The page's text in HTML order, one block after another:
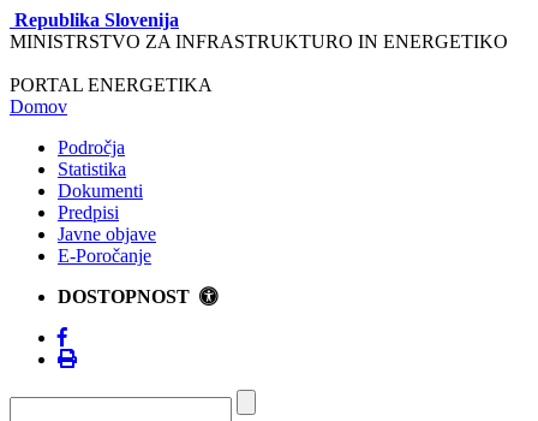
Republika Slovenija
MINISTRSTVO ZA INFRASTRUKTURO IN ENERGETIKO
PORTAL ENERGETIKA
Domov
Področja
Statistika
Dokumenti
Predpisi
Javne objave
E-Poročanje
DOSTOPNOST